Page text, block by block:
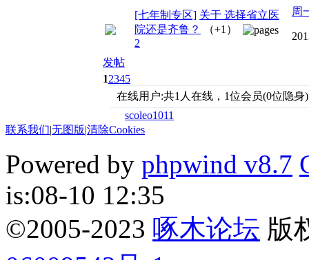
[七年制专区] 关于 选择省立医
院还是齐鲁？
（+1）
2
周
发帖
12345
在线用户:共1人在线，1位会员(0位隐身)
scoleo1011
联系我们|无图版|清除Cookies
Powered by phpwind v8.7
is:08-10 12:35
©2005-2023 啄木论坛 版